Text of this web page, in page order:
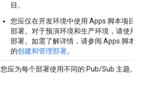
目。
您应仅在开发环境中使用 Apps 脚本项目
部署。对于预演环境和生产环境，请使用
部署。如需了解详情，请参阅 Apps 脚本
的创建和管理部署。
您应为每个部署使用不同的 Pub/Sub 主题。